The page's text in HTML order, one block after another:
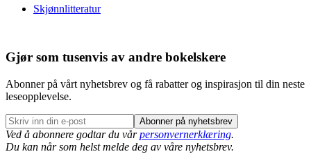
Skjønnlitteratur
Gjør som tusenvis av andre bokelskere
Abonner på vårt nyhetsbrev og få rabatter og inspirasjon til din neste
leseopplevelse.
Abonner på nyhetsbrev
Ved å abonnere godtar du vårpersonvernerklæring.
Du kan når som helst melde deg av våre nyhetsbrev.